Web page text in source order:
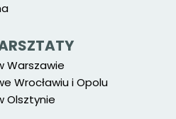
Warszawie
Wrocławiu i Opolu
Olsztynie